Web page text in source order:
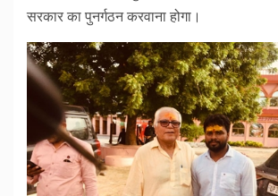
सरकार का पुनर्गठन करवाना होगा।